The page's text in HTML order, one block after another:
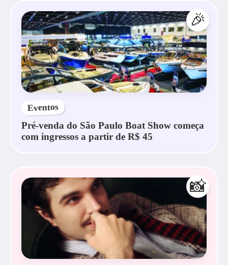
🎉
Eventos
Pré-venda do São Paulo Boat Show começa
com ingressos a partir de R$ 45
📸